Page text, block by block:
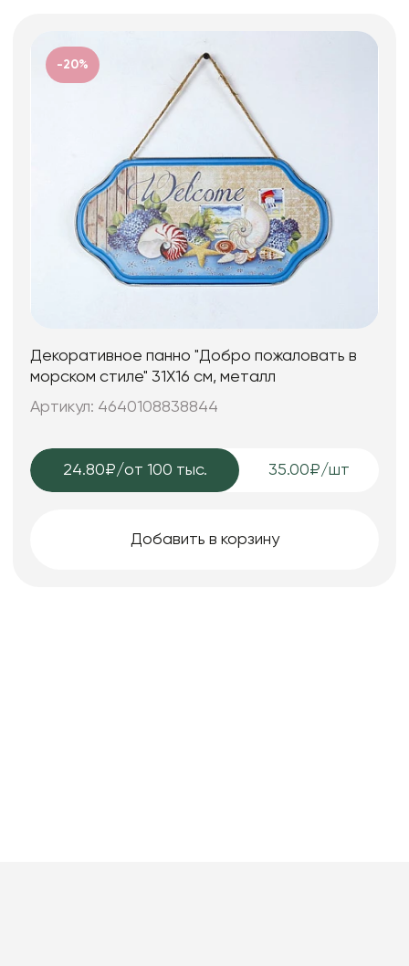
-20%
Декоративное панно "Добро пожаловать в
морском стиле" 31X16 см, металл
Артикул: 4640108838844
24.80₽/от 100 тыс. 35.00₽/шт
Добавить в корзину